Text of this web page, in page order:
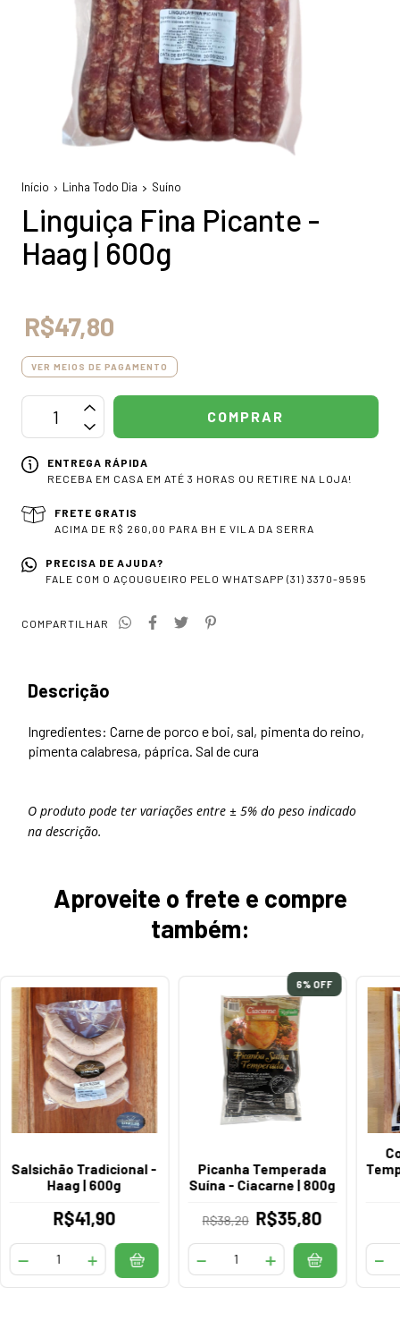
Início Linha Todo Dia Suíno
Linguiça Fina Picante -
Haag | 600g
R$47,80
VER MEIOS DE PAGAMENTO
ENTREGA RÁPIDA
RECEBA EM CASA EM ATÉ 3 HORAS OU RETIRE NA LOJA!
FRETE GRATIS
ACIMA DE R$ 260,00 PARA BH E VILA DA SERRA
PRECISA DE AJUDA?
FALE COM O AÇOUGUEIRO PELO WHATSAPP (31) 3370-9595
COMPARTILHAR
Descrição
Ingredientes: Carne de porco e boi, sal, pimenta do reino,
pimenta calabresa, páprica. Sal de cura
O produto pode ter variações entre ± 5% do peso indicado
na descrição.
Aproveite o frete e compre
também:
Salsichão Tradicional -
Haag | 600g
R$41,90
6% OFF
Picanha Temperada
Suína - Ciacarne | 800g
R$38,20 R$35,80